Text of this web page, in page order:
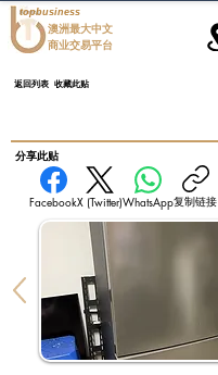
topbusiness
澳洲最大中文
商业交易平台
返回列表 收藏此贴
​分享此贴
FacebookX (Twitter)WhatsApp复制链接